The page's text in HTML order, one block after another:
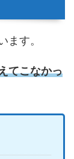
ます。
てこなかっ